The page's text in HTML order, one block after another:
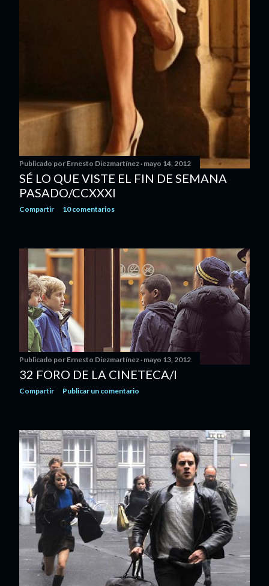
Publicado por Ernesto Diezmartínez mayo 14, 2012
SÉ LO QUE VISTE EL FIN DE SEMANA
PASADO/CCXXXI
Compartir 10 comentarios
Publicado por Ernesto Diezmartínez mayo 13, 2012
32 FORO DE LA CINETECA/I
Compartir Publicar un comentario